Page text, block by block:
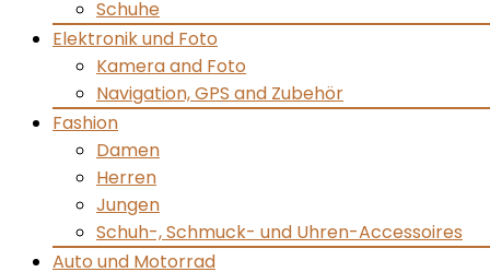
Schuhe
Elektronik und Foto
Kamera and Foto
Navigation, GPS and Zubehör
Fashion
Damen
Herren
Jungen
Schuh-, Schmuck- und Uhren-Accessoires
Auto und Motorrad